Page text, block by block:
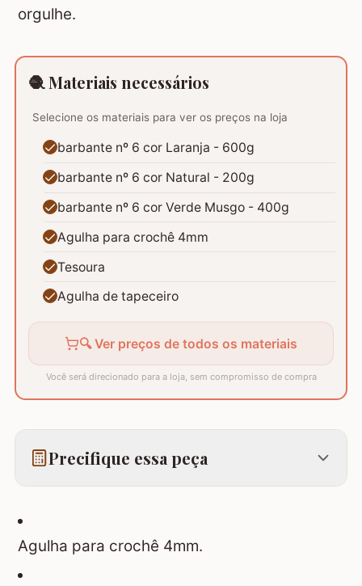
orgulhe.
🧶 Materiais necessários
Selecione os materiais para ver os preços na loja
barbante nº 6 cor Laranja - 600g
barbante nº 6 cor Natural - 200g
barbante nº 6 cor Verde Musgo - 400g
Agulha para crochê 4mm
Tesoura
Agulha de tapeceiro
🔍 Ver preços de todos os materiais
Você será direcionado para a loja, sem compromisso de compra
Precifique essa peça
Agulha para crochê 4mm.